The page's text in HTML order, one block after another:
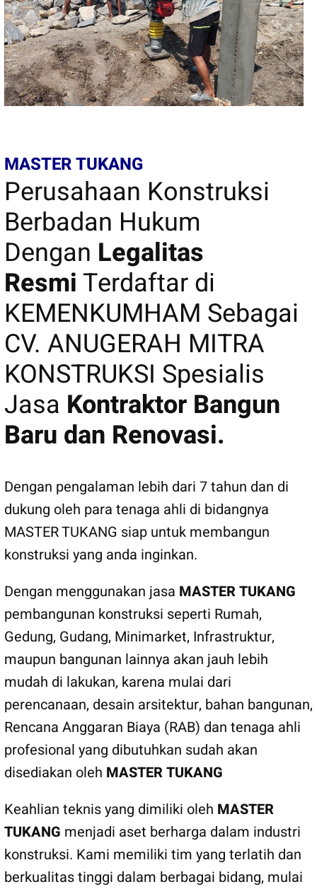
MASTER TUKANG
Perusahaan Konstruksi
Berbadan Hukum
Dengan Legalitas
ResmiTerdaftar di
KEMENKUMHAM Sebagai
CV. ANUGERAH MITRA
KONSTRUKSI Spesialis
Jasa Kontraktor Bangun
Baru dan Renovasi.
Dengan pengalaman lebih dari 7 tahun dan di
dukung oleh para tenaga ahli di bidangnya
MASTER TUKANG siap untuk membangun
konstruksi yang anda inginkan.
Dengan menggunakan jasa MASTER TUKANG
pembangunan konstruksi seperti Rumah,
Gedung, Gudang, Minimarket, Infrastruktur,
maupun bangunan lainnya akan jauh lebih
mudah di lakukan, karena mulai dari
perencanaan, desain arsitektur, bahan bangunan,
Rencana Anggaran Biaya (RAB) dan tenaga ahli
profesional yang dibutuhkan sudah akan
disediakan oleh MASTER TUKANG
Keahlian teknis yang dimiliki oleh MASTER
TUKANG menjadi aset berharga dalam industri
konstruksi. Kami memiliki tim yang terlatih dan
berkualitas tinggi dalam berbagai bidang, mulai